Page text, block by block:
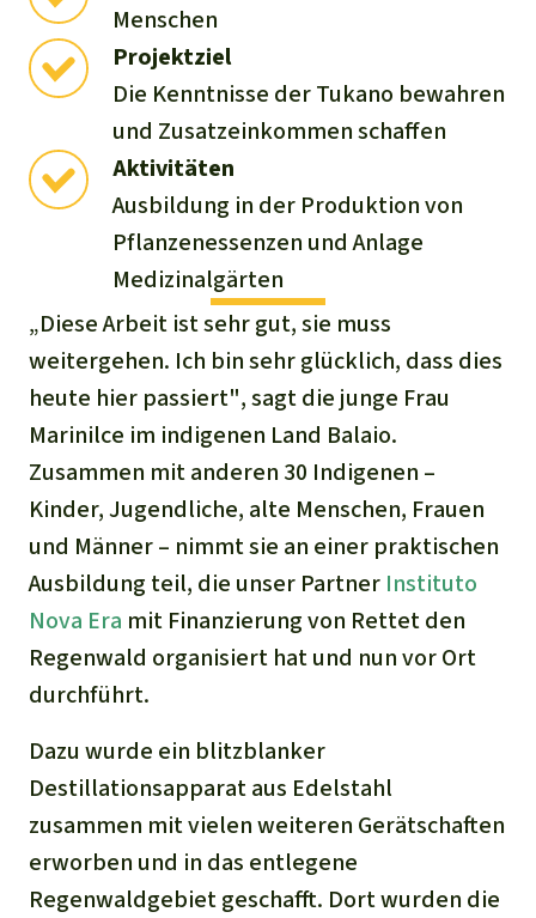
Wilderei
Staudämme
Straßen
Zement und Beton
Indonesia
Lateinamerika
Menschen
Projektziel
Die Kenntnisse der Tukano bewahren
und Zusatzeinkommen schaffen
Aktivitäten
Ausbildung in der Produktion von
Pflanzenessenzen und Anlage
Medizinalgärten
„Diese Arbeit ist sehr gut, sie muss
weitergehen. Ich bin sehr glücklich, dass dies
heute hier passiert", sagt die junge Frau
Marinilce im indigenen Land Balaio.
Zusammen mit anderen 30 Indigenen –
Kinder, Jugendliche, alte Menschen, Frauen
und Männer – nimmt sie an einer praktischen
Ausbildung teil, die unser Partner Instituto
Nova Era mit Finanzierung von Rettet den
Regenwald organisiert hat und nun vor Ort
durchführt.
Dazu wurde ein blitzblanker
Destillationsapparat aus Edelstahl
zusammen mit vielen weiteren Gerätschaften
erworben und in das entlegene
Regenwaldgebiet geschafft. Dort wurden die